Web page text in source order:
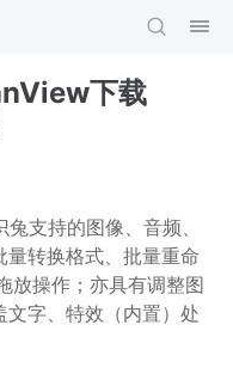
下载
支持的图像、音频、
转换格式、批量重命
放操作；亦具有调整图
字、特效（内置）处